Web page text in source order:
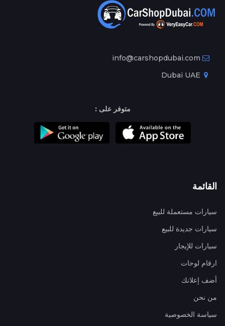
info@carshopdubai.com
متوفر على :
القائمة
سيارات مستعملة للبيع
سيارات جديدة للبيع
سيارات للإيجار
ارقام لوحات
أضف إعلانك
من نحن
سياسة الخصوصية